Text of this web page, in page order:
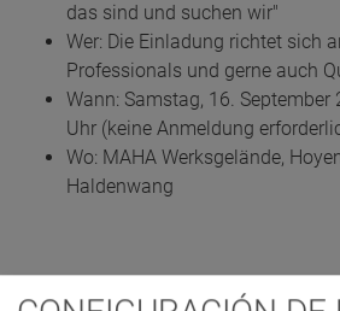
das sind und suchen wir"
Wer: Die Einladung richtet sich
Professionals und gerne auch
Wann: Samstag, 16. September
Uhr (keine Anmeldung
Wo: MAHA Werksgelände,
Haldenwang